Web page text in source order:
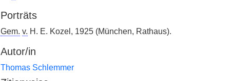
Porträts
Gem. v. H. E. Kozel, 1925 (München, Rathaus).
Autor/in
Thomas Schlemmer